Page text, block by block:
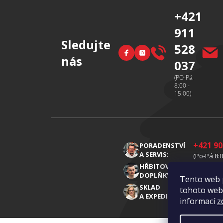
Tento web
tohoto
informací
Sledujte
nás
FacebookInstagram
+421
911
528
037
(PO-Pá:
8:00 -
15:00)
PORADENSTVÍ
A SERVIS:
+421
(Po-Pá
HŘBITOVNÍ
DOPLŇKY:
(Po-Pá
SKLAD
A EXPEDICE:
+421
(Po-Pá